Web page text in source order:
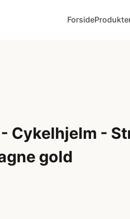
Forside
Cykelhjelm -
gold